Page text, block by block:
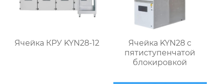
Ячейка КРУ KYN28-12
Ячейка KYN28 с
пятиступенчатой
блокировкой